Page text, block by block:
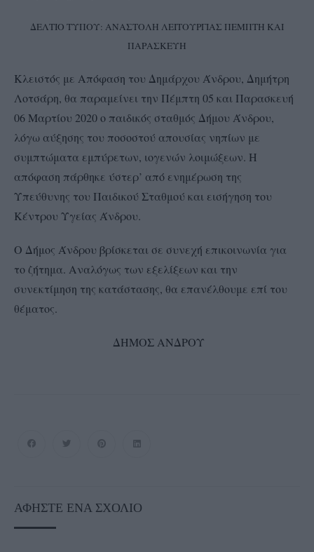
ΔΕΛΤΙΟ ΤΥΠΟΥ: ΑΝΑΣΤΟΛΗ ΛΕΙΤΟΥΡΓΙΑΣ ΠΕΜΠΤΗ ΚΑΙ
ΠΑΡΑΣΚΕΥΗ
Κλειστός με Απόφαση του Δημάρχου Άνδρου, Δημήτρη
Λοτσάρη, θα παραμείνει την Πέμπτη 05 και Παρασκευή
06 Μαρτίου 2020 ο παιδικός σταθμός Δήμου Άνδρου,
λόγω αύξησης του ποσοστού απουσίας νηπίων με
συμπτώματα εμπύρετων, ιογενών λοιμώξεων. Η
απόφαση πάρθηκε ύστερ’ από ενημέρωση της
Υπεύθυνης του Παιδικού Σταθμού και εισήγηση του
Κέντρου Υγείας Άνδρου.
Ο Δήμος Άνδρου βρίσκεται σε συνεχή επικοινωνία για
το ζήτημα. Αναλόγως των εξελίξεων και την
συνεκτίμηση της κατάστασης, θα επανέλθουμε επί του
θέματος.
ΔΗΜΟΣ ΑΝΔΡΟΥ
ΑΦΉΣΤΕ ΈΝΑ ΣΧΌΛΙΟ